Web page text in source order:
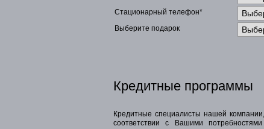
Стационарный телефон*
Выберите подарок
Кредитные программы
Кредитные специалисты нашей
соответствии с Вашими